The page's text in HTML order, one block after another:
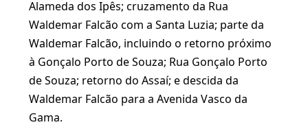
Alameda dos Ipês; cruzamento da Rua
Waldemar Falcão com a Santa Luzia; parte da
Waldemar Falcão, incluindo o retorno próximo
à Gonçalo Porto de Souza; Rua Gonçalo Porto
de Souza; retorno do Assaí; e descida da
Waldemar Falcão para a Avenida Vasco da
Gama.